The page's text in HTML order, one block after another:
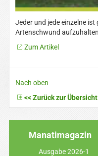
Jeder und jede einzelne
Artenschwund
Zum Artikel
Nach oben
<< Zurück zur Übersicht
Manatimagazin
Ausgabe 2026-1